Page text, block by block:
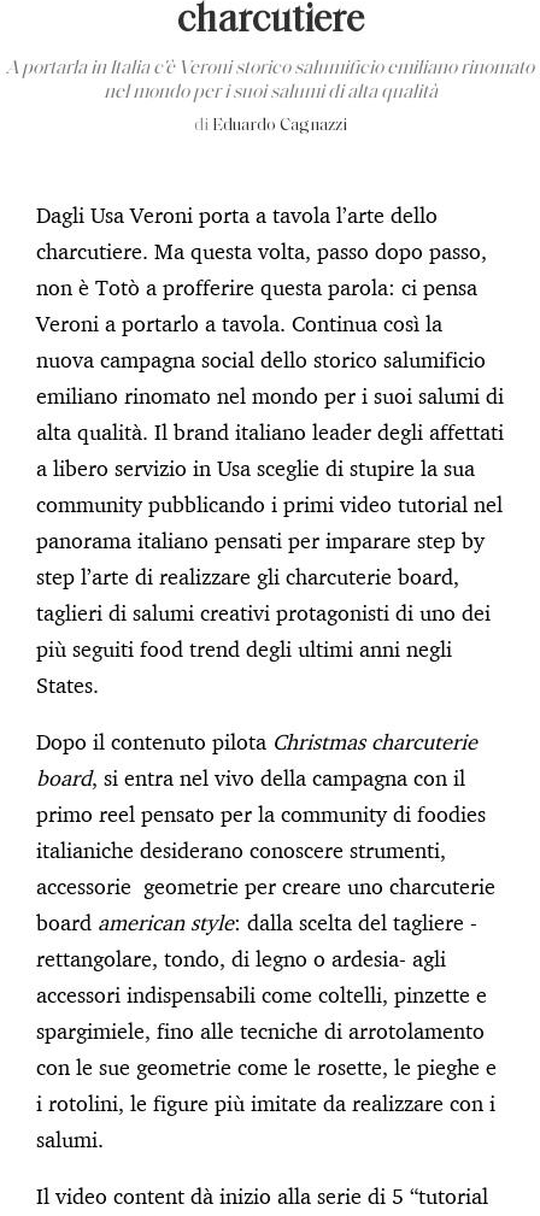
charcutiere
A portarla in Italia c'è Veroni storico salumificio emiliano rinomato
nel mondo per i suoi salumi di alta qualità
di Eduardo Cagnazzi
Dagli Usa Veroni porta a tavola l’arte dello
charcutiere. Ma questa volta, passo dopo passo,
non è Totò a profferire questa parola: ci pensa
Veroni a portarlo a tavola. Continua così la
nuova campagna social dello storico salumificio
emiliano rinomato nel mondo per i suoi salumi di
alta qualità. Il brand italiano leader degli affettati
a libero servizio in Usa sceglie di stupire la sua
community pubblicando i primi video tutorial nel
panorama italiano pensati per imparare step by
step l’arte di realizzare gli charcuterie board,
taglieri di salumi creativi protagonisti di uno dei
più seguiti food trend degli ultimi anni negli
States.
Dopo il contenuto pilota Christmas charcuterie
board, si entra nel vivo della campagna con il
primo reel pensato per la community di foodies
italianiche desiderano conoscere strumenti,
accessorie geometrie per creare uno charcuterie
board american style: dalla scelta del tagliere -
rettangolare, tondo, di legno o ardesia- agli
accessori indispensabili come coltelli, pinzette e
spargimiele, fino alle tecniche di arrotolamento
con le sue geometrie come le rosette, le pieghe e
i rotolini, le figure più imitate da realizzare con i
salumi.
Il video content dà inizio alla serie di 5 “tutorial